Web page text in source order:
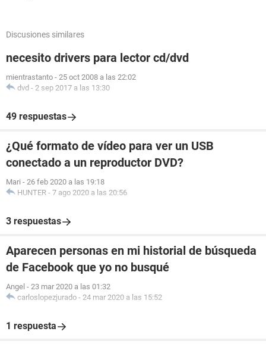
Discusiones similares
necesito drivers para lector cd/dvd
mientrastanto - 25 oct 2008 a las 22:02
dvd - 2 sep 2017 a las 13:30
49 respuestas
¿Qué formato de vídeo para ver un USB
conectado a un reproductor DVD?
Mari - 26 feb 2020 a las 19:18
HUNTER - 7 ago 2020 a las 20:56
3 respuestas
Aparecen personas en mi historial de búsqueda
de Facebook que yo no busqué
Angel - 23 mar 2020 a las 01:32
carloslopezjurado - 24 mar 2020 a las 15:52
1 respuesta